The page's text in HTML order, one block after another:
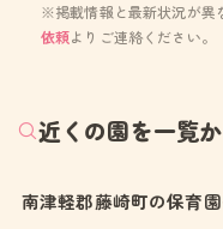
※掲載情報と最新状況が異
依頼よりご連絡ください。
近くの園を一覧
南津軽郡藤崎町の保育